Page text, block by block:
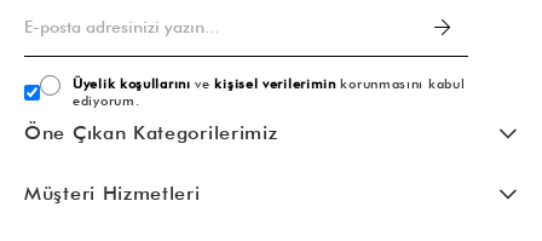
Üyelik koşullarını vekişisel verileriminkorunmasını kabul
ediyorum.
Öne Çıkan Kategorilerimiz
Müşteri Hizmetleri